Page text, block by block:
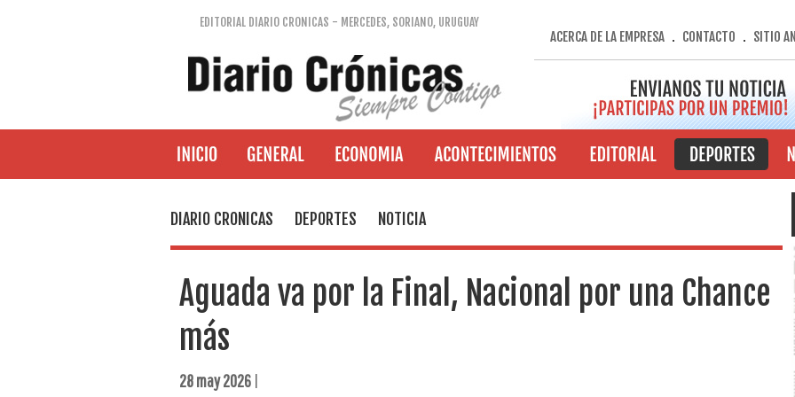
EDITORIAL DIARIO CRONICAS - MERCEDES, SORIANO, URUGUAY
ACERCA DE LA EMPRESA. CONTACTO . SITIO
DIARIO CRONICAS DEPORTES NOTICIA
Aguada va por la Final, Nacional por una Chance
más
28 may 2026|